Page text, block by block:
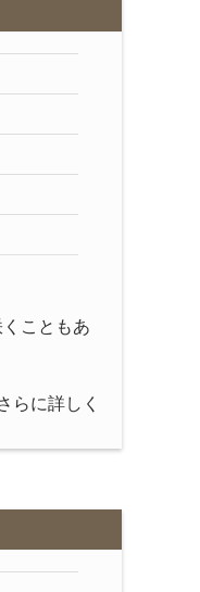
こともあ
らに詳しく